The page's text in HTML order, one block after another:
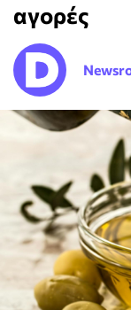
αγορές